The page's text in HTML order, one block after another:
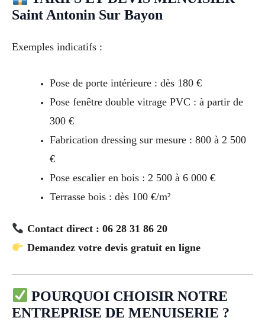
Saint Antonin Sur Bayon
Exemples indicatifs :
Pose de porte intérieure : dès 180 €
Pose fenêtre double vitrage PVC : à partir de
300 €
Fabrication dressing sur mesure : 800 à 2 500
€
Pose escalier en bois : 2 500 à 6 000 €
Terrasse bois : dès 100 €/m²
Contact direct : 06 28 31 86 20
Demandez votre devis gratuit en ligne
POURQUOI CHOISIR NOTRE
ENTREPRISE DE MENUISERIE ?